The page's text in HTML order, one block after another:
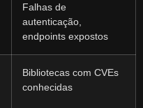
Falhas de
autenticação,
endpoints expostos
Bibliotecas com CVEs
conhecidas